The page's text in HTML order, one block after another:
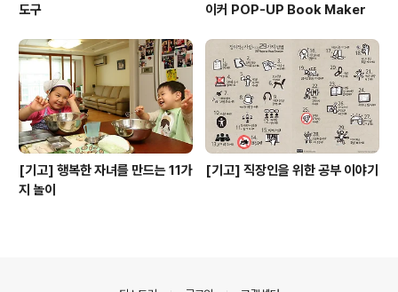
도구
이커 POP-UP Book Maker
[기고] 행복한 자녀를 만드는 11가
지 놀이
[기고] 직장인을 위한 공부 이야기